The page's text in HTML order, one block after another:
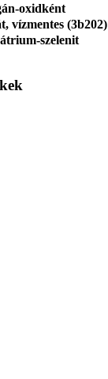
oxidként
vízmentes (3b202)
szelenit